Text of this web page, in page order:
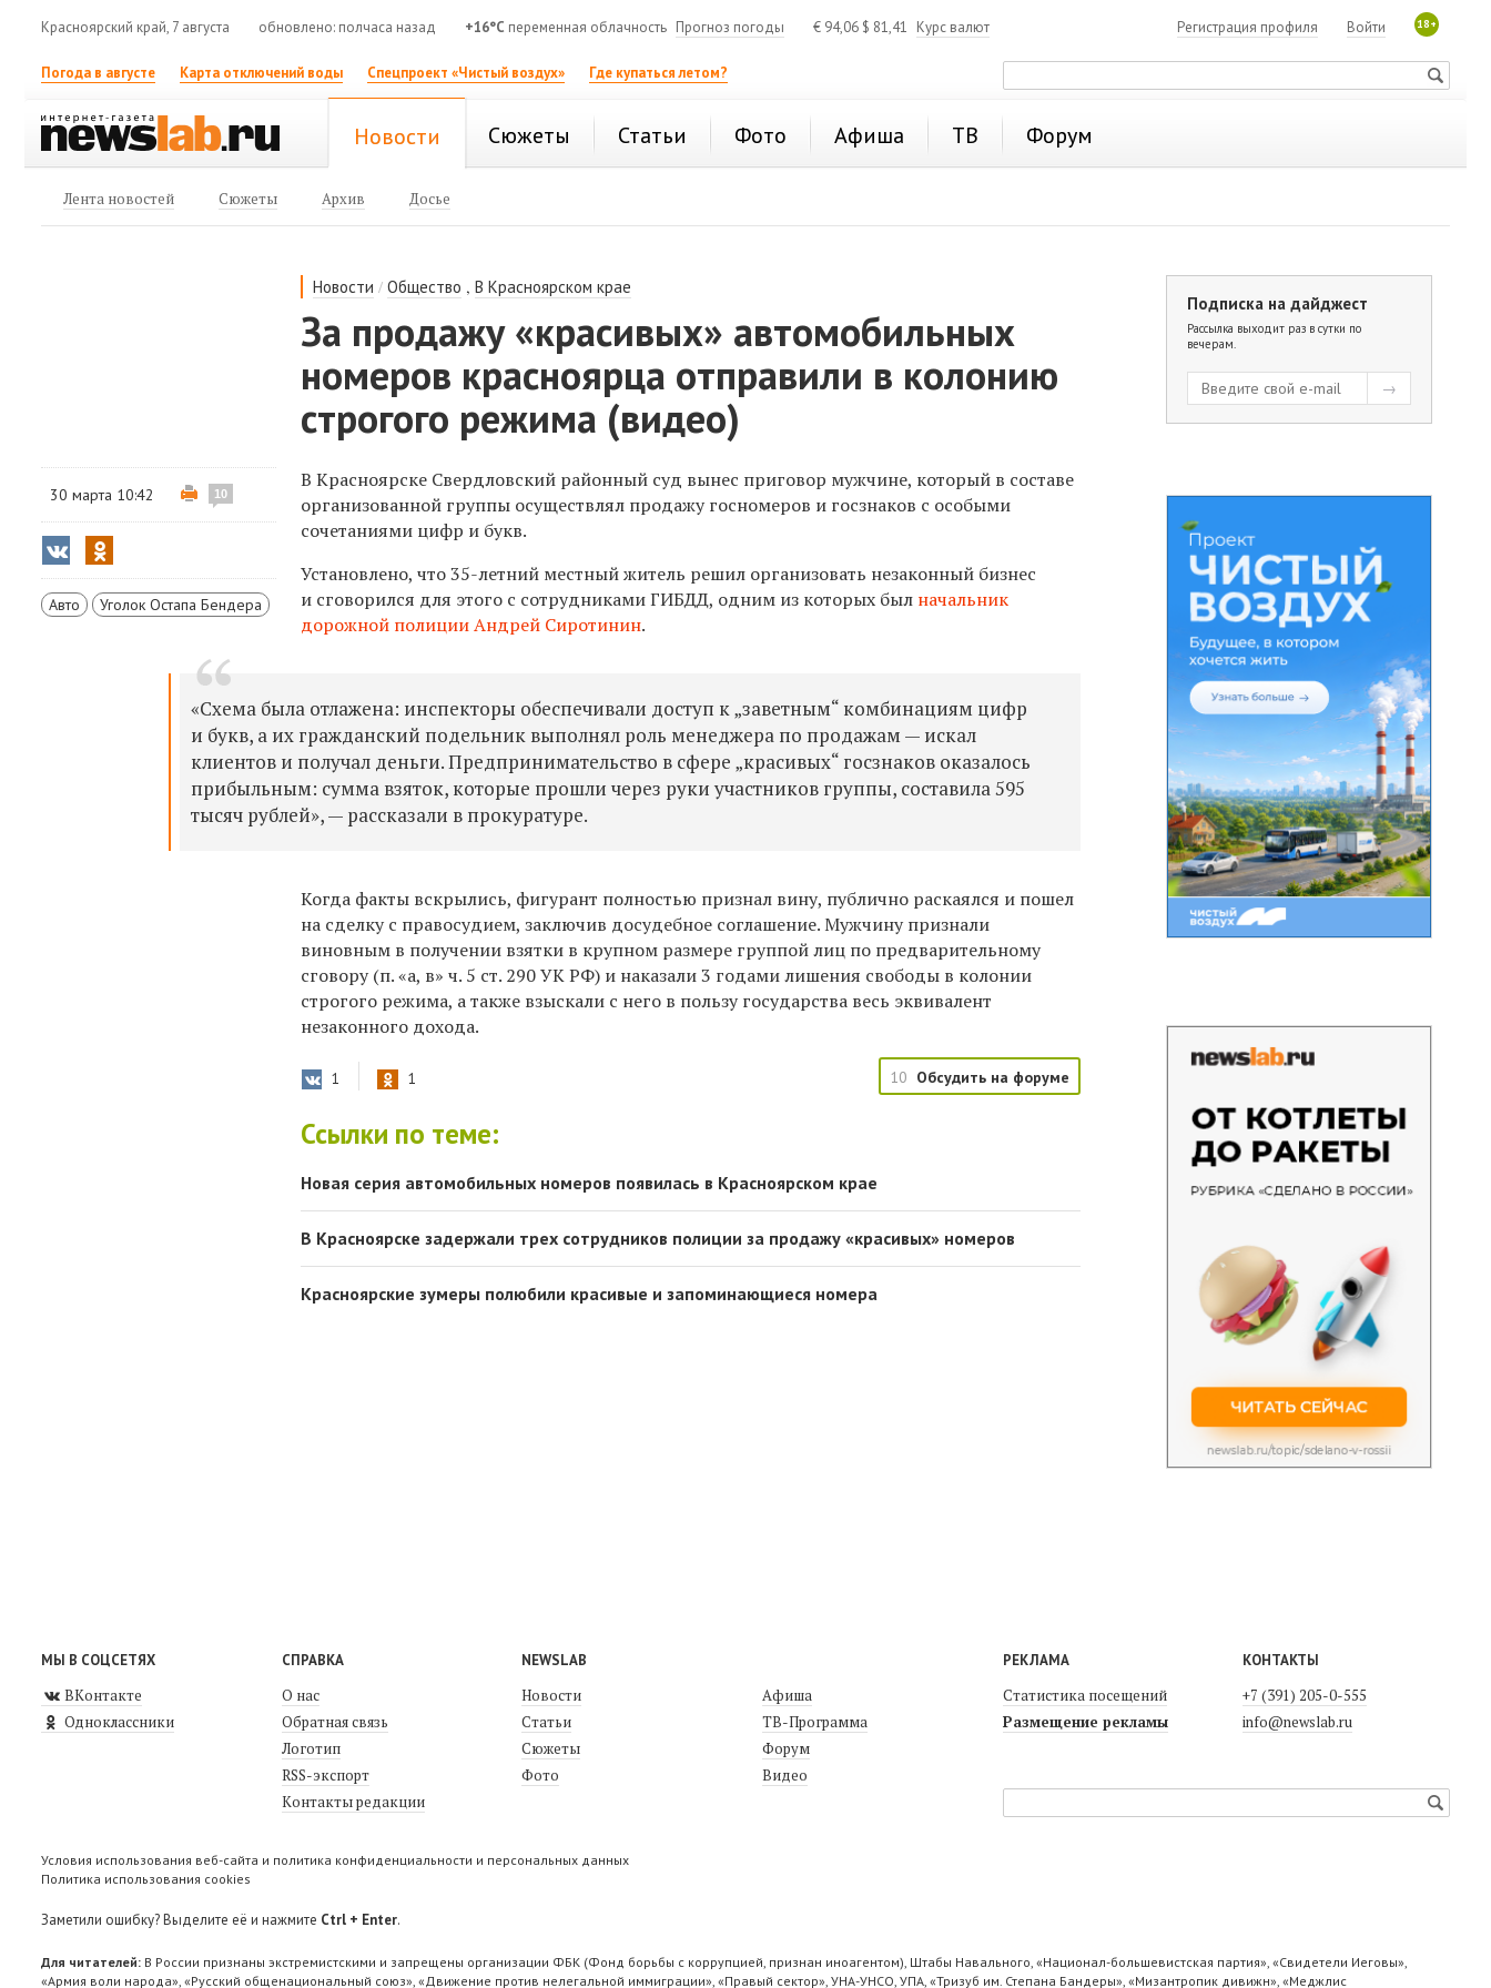
Красноярский край, 7 августа обновлено: полчаса назад +16°C переменная облачность Прогноз погоды € 94,06 $ 81,41 Курс валют 18+
Войти
Регистрация профиля
Погода в августе Карта отключений воды Спецпроект «Чистый воздух» Где купаться летом?
Новости Сюжеты Статьи Фото Афиша ТВ Форум
Лента новостей Сюжеты Архив Досье
Новости /Общество ,В Красноярском крае
За продажу «красивых» автомобильных
номеров красноярца отправили в колонию
строгого режима (видео)
30 марта 10:42 10
Авто Уголок Остапа Бендера
В Красноярске Свердловский районный суд вынес приговор мужчине, который в составе
организованной группы осуществлял продажу госномеров и госзнаков с особыми
сочетаниями цифр и букв.
Установлено, что 35-летний местный житель решил организовать незаконный бизнес
и сговорился для этого с сотрудниками ГИБДД, одним из которых был начальник
дорожной полиции Андрей Сиротинин.
«Схема была отлажена: инспекторы обеспечивали доступ к „заветным“ комбинациям цифр
и букв, а их гражданский подельник выполнял роль менеджера по продажам — искал
клиентов и получал деньги. Предпринимательство в сфере „красивых“ госзнаков оказалось
прибыльным: сумма взяток, которые прошли через руки участников группы, составила 595
тысяч рублей», — рассказали в прокуратуре.
Когда факты вскрылись, фигурант полностью признал вину, публично раскаялся и пошел
на сделку с правосудием, заключив досудебное соглашение. Мужчину признали
виновным в получении взятки в крупном размере группой лиц по предварительному
сговору (п. «а, в» ч. 5 ст. 290 УК РФ) и наказали 3 годами лишения свободы в колонии
строгого режима, а также взыскали с него в пользу государства весь эквивалент
незаконного дохода.
1 1 10 Обсудить на форуме
Ссылки по теме:
Новая серия автомобильных номеров появилась в Красноярском крае
В Красноярске задержали трех сотрудников полиции за продажу «красивых» номеров
Красноярские зумеры полюбили красивые и запоминающиеся номера
Подписка на дайджест
Рассылка выходит раз в сутки по
вечерам.
МЫ В СОЦСЕТЯХ
ВКонтакте
Одноклассники
СПРАВКА
О нас
Обратная связь
Логотип
RSS-экспорт
Контакты редакции
NEWSLAB
Новости
Статьи
Сюжеты
Фото
Афиша
ТВ-Программа
Форум
Видео
РЕКЛАМА
Статистика посещений
Размещение рекламы
КОНТАКТЫ
+7 (391) 205-0-555
info@newslab.ru
Условия использования веб-сайта и политика конфиденциальности и персональных данных
Политика использования cookies
Заметили ошибку? Выделите её и нажмите Ctrl + Enter.
Для читателей: В России признаны экстремистскими и запрещены организации ФБК (Фонд борьбы с коррупцией, признан иноагентом), Штабы Навального, «Национал-большевистская партия», «Свидетели Иеговы»,
«Армия воли народа», «Русский общенациональный союз», «Движение против нелегальной иммиграции», «Правый сектор», УНА-УНСО, УПА, «Тризуб им. Степана Бандеры», «Мизантропик дивижн», «Меджлис